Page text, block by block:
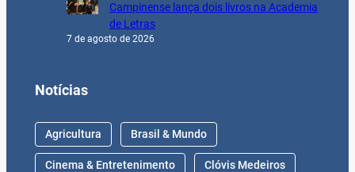
Campinense lança dois livros na Academia
de Letras
7 de agosto de 2026
Notícias
Agricultura Brasil & Mundo
Cinema & Entretenimento Clóvis Medeiros